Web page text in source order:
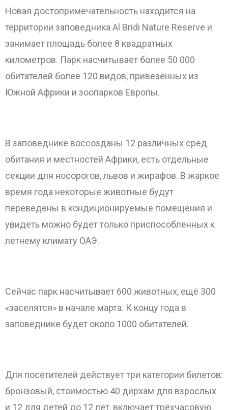
Новая достопримечательность находится на
территории заповедника Al Bridi Nature Reserve и
занимает площадь более 8 квадратных
километров. Парк насчитывает более 50 000
обитателей более 120 видов, привезённых из
Южной Африки и зоопарков Европы.
В заповеднике воссозданы 12 различных сред
обитания и местностей Африки, есть отдельные
секции для носорогов, львов и жирафов. В жаркое
время года некоторые животные будут
переведены в кондиционируемые помещения и
увидеть можно будет только приспособленных к
летнему климату ОАЭ.
Сейчас парк насчитывает 600 животных, ещё 300
«заселятся» в начале марта. К концу года в
заповеднике будет около 1000 обитателей.
Для посетителей действует три категории билетов:
бронзовый, стоимостью 40 дирхам для взрослых
и 12 для детей до 12 лет, включает трёхчасовую